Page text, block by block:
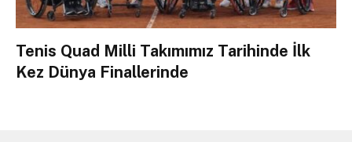
Tenis Quad Milli Takımımız Tarihinde İlk
Kez Dünya Finallerinde